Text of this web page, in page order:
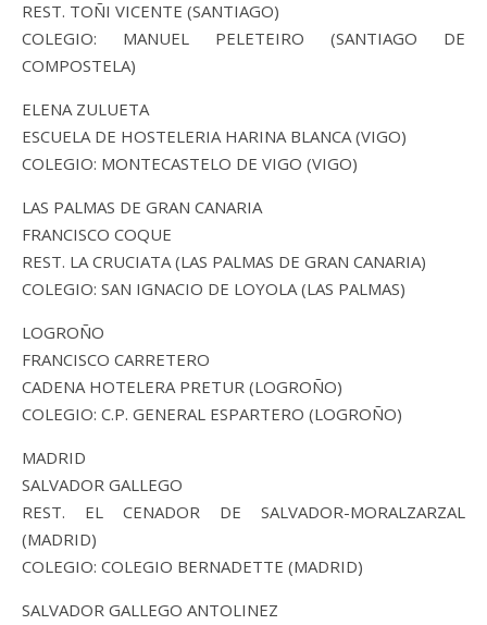
REST. TOÑI VICENTE (SANTIAGO)
COLEGIO: MANUEL PELETEIRO (SANTIAGO DE
COMPOSTELA)
ELENA ZULUETA
ESCUELA DE HOSTELERIA HARINA BLANCA (VIGO)
COLEGIO: MONTECASTELO DE VIGO (VIGO)
LAS PALMAS DE GRAN CANARIA
FRANCISCO COQUE
REST. LA CRUCIATA (LAS PALMAS DE GRAN CANARIA)
COLEGIO: SAN IGNACIO DE LOYOLA (LAS PALMAS)
LOGROÑO
FRANCISCO CARRETERO
CADENA HOTELERA PRETUR (LOGROÑO)
COLEGIO: C.P. GENERAL ESPARTERO (LOGROÑO)
MADRID
SALVADOR GALLEGO
REST. EL CENADOR DE SALVADOR-MORALZARZAL
(MADRID)
COLEGIO: COLEGIO BERNADETTE (MADRID)
SALVADOR GALLEGO ANTOLINEZ